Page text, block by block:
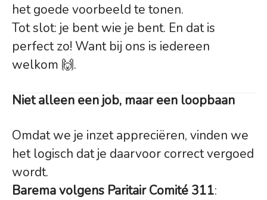
het goede voorbeeld te tonen.
Tot slot: je bent wie je bent. En dat is
perfect zo! Want bij ons is iedereen
welkom 🙌.
Niet alleen een job, maar een loopbaan
Omdat we je inzet appreciëren, vinden we
het logisch dat je daarvoor correct vergoed
wordt.
Barema volgens Paritair Comité 311: